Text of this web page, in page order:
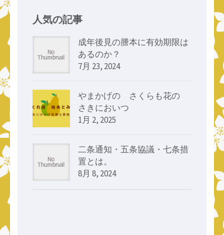
人気の記事
成年後見の謄本に有効期限は
あるのか？
7月 23, 2024
やまかげの さくらも花の
さきにおいつゝ
1月 2, 2025
二条通知・五条協議・七条措
置とは。
8月 8, 2024